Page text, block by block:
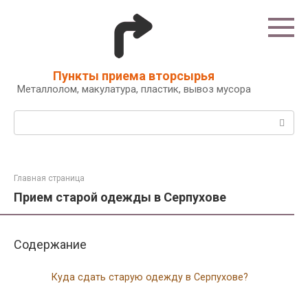
Пункты приема вторсырья
Металлолом, макулатура, пластик, вывоз мусора
Поиск:
Главная страница
Прием старой одежды в Серпухове
Содержание
Куда сдать старую одежду в Серпухове?